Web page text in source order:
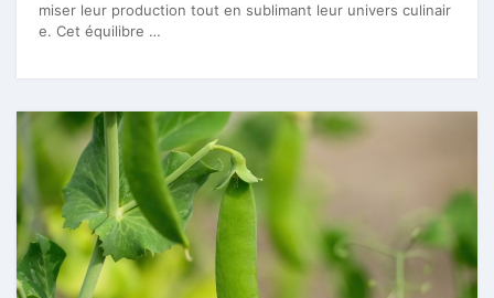
miser leur production tout en sublimant leur univers culinair
e. Cet équilibre …